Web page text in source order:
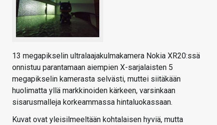
13 megapikselin ultralaajakulmakamera Nokia XR20:ssä
onnistuu parantamaan aiempien X-sarjalaisten 5
megapikselin kamerasta selvästi, muttei siitäkään
huolimatta yllä markkinoiden kärkeen, varsinkaan
sisarusmalleja korkeammassa hintaluokassaan.
Kuvat ovat yleisilmeeltään kohtalaisen hyviä, mutta